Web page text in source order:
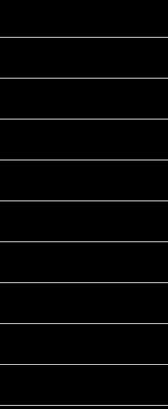
手机：18641242835 电话：0991-
权请及时联系本司删除